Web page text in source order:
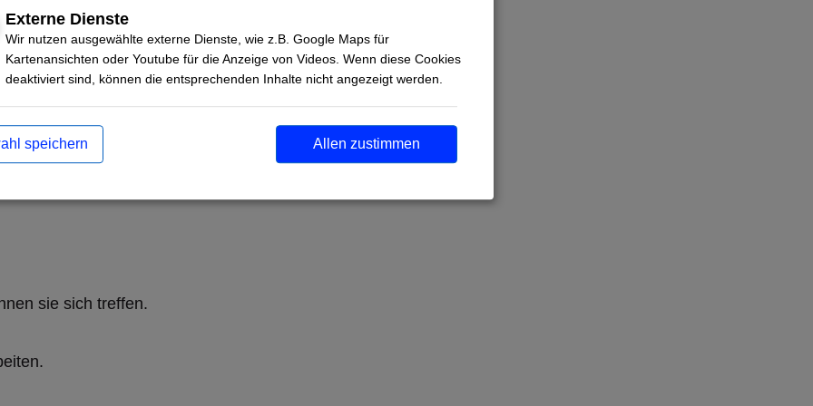
etwas dagegen tun.
und Organisationen,
arbeiten.
sie sich treffen.
Externe Dienste
Wir nutzen ausgewählte externe Dienste, wie z.B. Google Maps für
Kartenansichten oder Youtube für die Anzeige von Videos. Wenn diese Cookies
deaktiviert sind, können die entsprechenden Inhalte nicht angezeigt werden.
Allen zustimmen
speichern